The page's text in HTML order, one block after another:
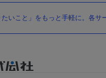
いこと」をもっと手軽に。各サ